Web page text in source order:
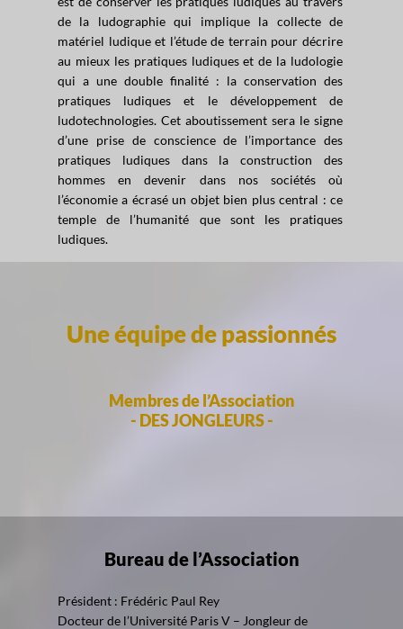
de la ludographie qui implique la collecte de
matériel ludique et l’étude de terrain pour décrire
au mieux les pratiques ludiques et de la ludologie
qui a une double finalité : la conservation des
pratiques ludiques et le développement de
ludotechnologies. Cet aboutissement sera le signe
d’une prise de conscience de l’importance des
pratiques ludiques dans la construction des
hommes en devenir dans nos sociétés où
l’économie a écrasé un objet bien plus central : ce
temple de l’humanité que sont les pratiques
ludiques.
Une équipe de passionnés
Membres de l’Association
- DES JONGLEURS -
Bureau de l’Association
Président : Frédéric Paul Rey
Docteur de l’Université Paris V – Jongleur de